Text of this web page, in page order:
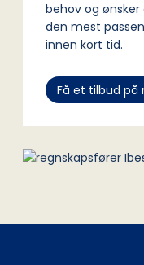
behov og
den mest
innen kort tid.
Få et tilbud på